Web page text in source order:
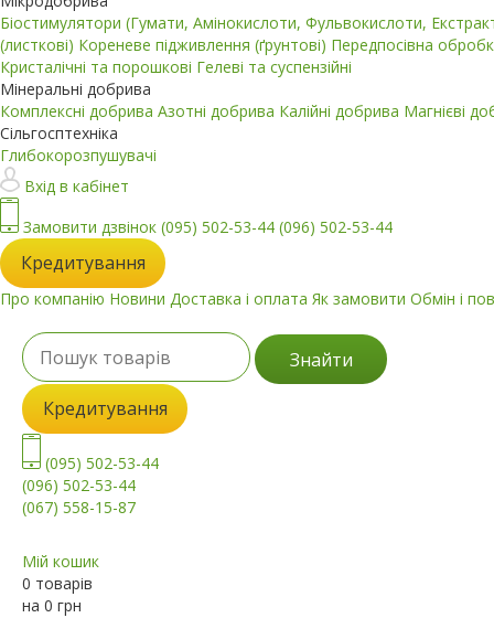
Біостимулятори (Гумати, Амінокислоти, Фульвокислоти,
(листкові) Кореневе підживлення (ґрунтові) Передпосівна
Кристалічні та порошкові Гелеві та суспензійні
Мінеральні добрива
Комплексні добрива Азотні добрива Калійні добрива Магнієві
Сільгосптехніка
Глибокорозпушувачі
Вхід в кабінет
Замовити дзвінок (095) 502-53-44 (096) 502-53-44
Кредитування
Про компанію Новини Доставка і оплата Як замовити Обмін і
Знайти
Кредитування
(095) 502-53-44
(096) 502-53-44
(067) 558-15-87
Мій кошик
0 товарів
на 0 грн